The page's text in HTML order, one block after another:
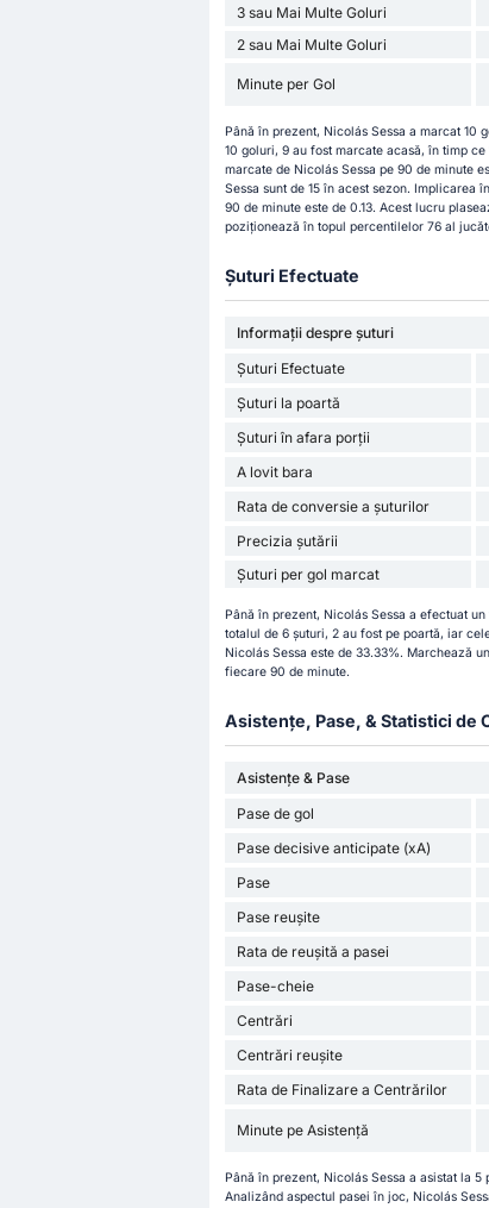
3 sau Mai Multe Goluri
2 sau Mai Multe Goluri
Minute per Gol
Până în prezent, Nicolás Sessa a marcat
10 goluri, 9 au fost marcate acasă, în timp
marcate de Nicolás Sessa pe 90 de minute
Sessa sunt de 15 în acest sezon. Implicarea
90 de minute este de 0.13. Acest lucru
poziționează în topul percentilelor 76 al
Șuturi Efectuate
Informații despre șuturi
Șuturi Efectuate
Șuturi la poartă
Șuturi în afara porții
A lovit bara
Rata de conversie a șuturilor
Precizia șutării
Șuturi per gol marcat
Până în prezent, Nicolás Sessa a efectuat
totalul de 6 șuturi, 2 au fost pe poartă, iar
Nicolás Sessa este de 33.33%. Marchează
fiecare 90 de minute.
Asistențe, Pase, & Statistici de
Asistențe & Pase
Pase de gol
Pase decisive anticipate (xA)
Pase
Pase reușite
Rata de reușită a pasei
Pase-cheie
Centrări
Centrări reușite
Rata de Finalizare a Centrărilor
Minute pe Asistență
Până în prezent, Nicolás Sessa a asistat la
Analizând aspectul pasei în joc, Nicolás